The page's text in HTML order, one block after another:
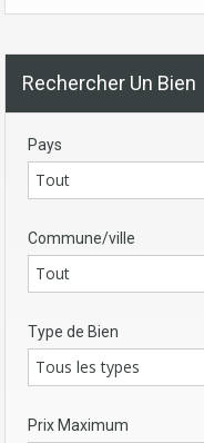
Rechercher Un Bien
Pays
Tout
Commune/ville
Tout
Type de Bien
Tous les types
Prix Maximum